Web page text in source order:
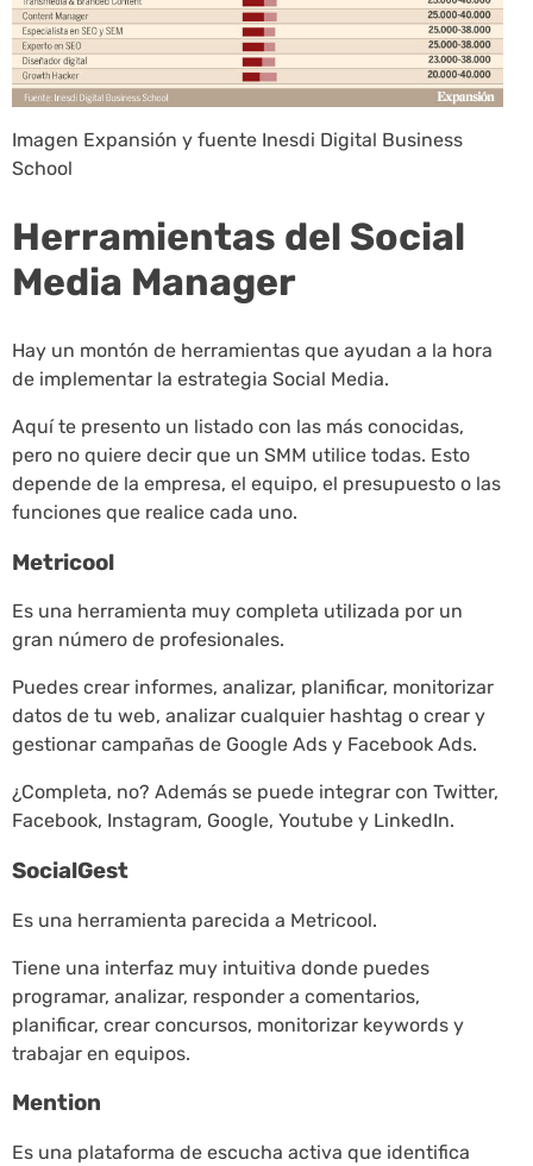
Imagen Expansión y fuente Inesdi Digital Business
School
Herramientas del Social
Media Manager
Hay un montón de herramientas que ayudan a la hora
de implementar la estrategia Social Media.
Aquí te presento un listado con las más conocidas,
pero no quiere decir que un SMM utilice todas. Esto
depende de la empresa, el equipo, el presupuesto o las
funciones que realice cada uno.
Metricool
Es una herramienta muy completa utilizada por un
gran número de profesionales.
Puedes crear informes, analizar, planificar, monitorizar
datos de tu web, analizar cualquier hashtag o crear y
gestionar campañas de Google Ads y Facebook Ads.
¿Completa, no? Además se puede integrar con Twitter,
Facebook, Instagram, Google, Youtube y LinkedIn.
SocialGest
Es una herramienta parecida a Metricool.
Tiene una interfaz muy intuitiva donde puedes
programar, analizar, responder a comentarios,
planificar, crear concursos, monitorizar keywords y
trabajar en equipos.
Mention
Es una plataforma de escucha activa que identifica